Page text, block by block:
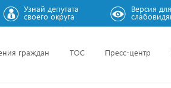
Узнай депутата
своего округа
Версия для
граждан ТОС Пресс-центр